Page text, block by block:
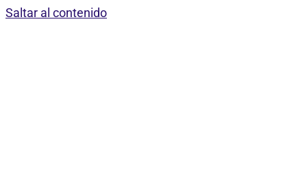
Saltar al contenido